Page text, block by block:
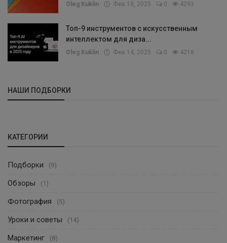
Oleg Kuklin Фев 18, 2025 0 4293
Топ-9 инструментов с искусственным
интеллектом для диза...
Oleg Kuklin Фев 14, 2025 0 4218
НАШИ ПОДБОРКИ
КАТЕГОРИИ
Подборки (9)
Обзоры (1)
Фотография (5)
Уроки и советы (14)
Маркетинг (8)